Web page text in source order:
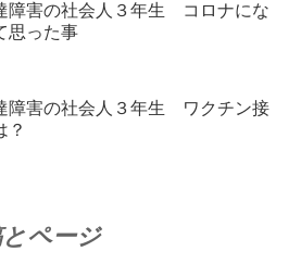
障害の社会人３年生 コロナにな
思った事
障害の社会人３年生 ワクチン接
？
ページ